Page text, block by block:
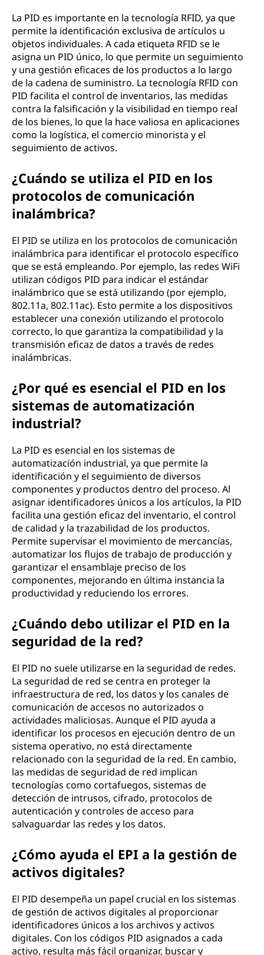
La PID es importante en la tecnología RFID, ya que
permite la identificación exclusiva de artículos u
objetos individuales. A cada etiqueta RFID se le
asigna un PID único, lo que permite un seguimiento
y una gestión eficaces de los productos a lo largo
de la cadena de suministro. La tecnología RFID con
PID facilita el control de inventarios, las medidas
contra la falsificación y la visibilidad en tiempo real
de los bienes, lo que la hace valiosa en aplicaciones
como la logística, el comercio minorista y el
seguimiento de activos.
¿Cuándo se utiliza el PID en los
protocolos de comunicación
inalámbrica?
El PID se utiliza en los protocolos de comunicación
inalámbrica para identificar el protocolo específico
que se está empleando. Por ejemplo, las redes WiFi
utilizan códigos PID para indicar el estándar
inalámbrico que se está utilizando (por ejemplo,
802.11a, 802.11ac). Esto permite a los dispositivos
establecer una conexión utilizando el protocolo
correcto, lo que garantiza la compatibilidad y la
transmisión eficaz de datos a través de redes
inalámbricas.
¿Por qué es esencial el PID en los
sistemas de automatización
industrial?
La PID es esencial en los sistemas de
automatización industrial, ya que permite la
identificación y el seguimiento de diversos
componentes y productos dentro del proceso. Al
asignar identificadores únicos a los artículos, la PID
facilita una gestión eficaz del inventario, el control
de calidad y la trazabilidad de los productos.
Permite supervisar el movimiento de mercancías,
automatizar los flujos de trabajo de producción y
garantizar el ensamblaje preciso de los
componentes, mejorando en última instancia la
productividad y reduciendo los errores.
¿Cuándo debo utilizar el PID en la
seguridad de la red?
El PID no suele utilizarse en la seguridad de redes.
La seguridad de red se centra en proteger la
infraestructura de red, los datos y los canales de
comunicación de accesos no autorizados o
actividades maliciosas. Aunque el PID ayuda a
identificar los procesos en ejecución dentro de un
sistema operativo, no está directamente
relacionado con la seguridad de la red. En cambio,
las medidas de seguridad de red implican
tecnologías como cortafuegos, sistemas de
detección de intrusos, cifrado, protocolos de
autenticación y controles de acceso para
salvaguardar las redes y los datos.
¿Cómo ayuda el EPI a la gestión de
activos digitales?
El PID desempeña un papel crucial en los sistemas
de gestión de activos digitales al proporcionar
identificadores únicos a los archivos y activos
digitales. Con los códigos PID asignados a cada
activo, resulta más fácil organizar, buscar y